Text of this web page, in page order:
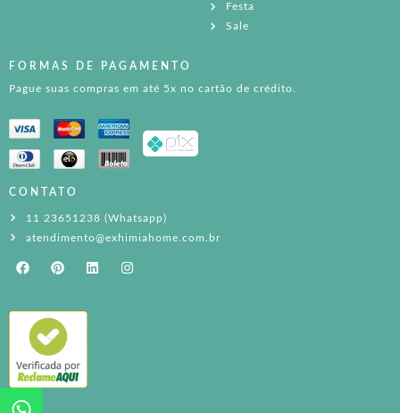
Festa
Sale
FORMAS DE PAGAMENTO
Pague suas compras em até 5x no cartão de crédito.
CONTATO
11 23651238 (Whatsapp)
atendimento@exhimiahome.com.br